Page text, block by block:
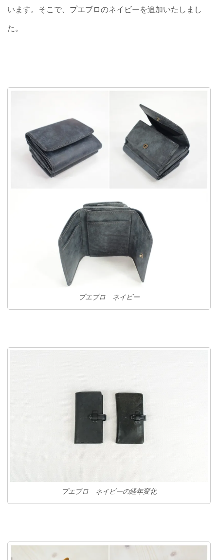
います。そこで、プエブロのネイビーを追加いたしまし
た。
プエブロ ネイビー
プエブロ ネイビーの経年変化